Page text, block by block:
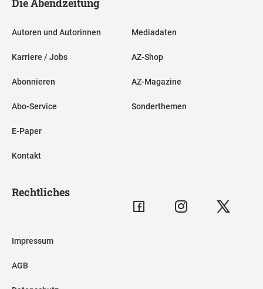
Autoren und Autorinnen
Karriere / Jobs
Abonnieren
Abo-Service
E-Paper
Kontakt
Mediadaten
AZ-Shop
AZ-Magazine
Sonderthemen
Rechtliches
Impressum
AGB